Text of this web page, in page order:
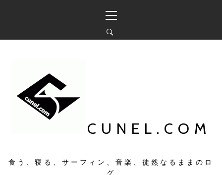
ン
イ
ン
メ
CUNEL.COM
食う、寝る、サーフィン、音楽、徒然なるままのロ
グ